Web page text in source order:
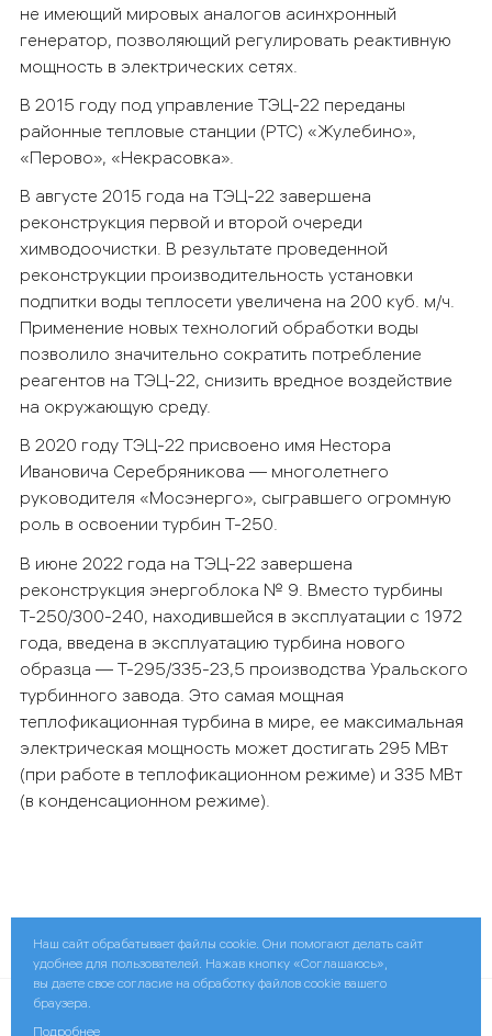
не имеющий мировых аналогов асинхронный
генератор, позволяющий регулировать реактивную
мощность в электрических сетях.
В 2015 году под управление ТЭЦ-22 переданы
районные тепловые станции (РТС) «Жулебино»,
«Перово», «Некрасовка».
В августе 2015 года на ТЭЦ-22 завершена
реконструкция первой и второй очереди
химводоочистки. В результате проведенной
реконструкции производительность установки
подпитки воды теплосети увеличена на 200 куб. м/ч.
Применение новых технологий обработки воды
позволило значительно сократить потребление
реагентов на ТЭЦ-22, снизить вредное воздействие
на окружающую среду.
В 2020 году ТЭЦ-22 присвоено имя Нестора
Ивановича Серебряникова — многолетнего
руководителя «Мосэнерго», сыгравшего огромную
роль в освоении турбин Т-250.
В июне 2022 года на ТЭЦ-22 завершена
реконструкция энергоблока № 9. Вместо турбины
Т-250/300-240, находившейся в эксплуатации с 1972
года, введена в эксплуатацию турбина нового
образца — Т-295/335-23,5 производства Уральского
турбинного завода. Это самая мощная
теплофикационная турбина в мире, ее максимальная
электрическая мощность может достигать 295 МВт
(при работе в теплофикационном режиме) и 335 МВт
(в конденсационном режиме).
Поделиться:
© 2026 ПАО «Мосэнерго»
Наш сайт обрабатывает файлы cookie. Они помогают делать сайт
удобнее для пользователей. Нажав кнопку «Соглашаюсь»,
вы даете свое согласие на обработку файлов cookie вашего
браузера.
Подробнее